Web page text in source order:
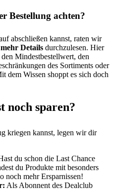
Bestellung achten?
abschließen kannst, raten wir
mehr Details durchzulesen. Hier
Mindestbestellwert, den
des Sortiments oder
dem Wissen shoppt es sich doch
noch sparen?
kriegen kannst, legen wir dir
du schon die Last Chance
du Produkte mit besonders
noch mehr Ersparnissen!
Als Abonnent des Dealclub